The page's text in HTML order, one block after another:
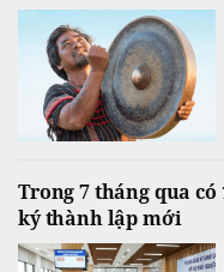
Trong 7 tháng qua
ký thành lập mới